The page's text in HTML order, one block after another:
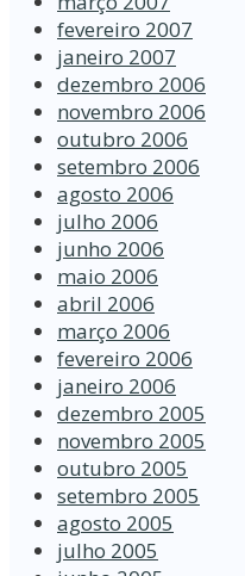
fevereiro 2007
janeiro 2007
dezembro 2006
novembro 2006
outubro 2006
setembro 2006
agosto 2006
julho 2006
junho 2006
maio 2006
abril 2006
março 2006
fevereiro 2006
janeiro 2006
dezembro 2005
novembro 2005
outubro 2005
setembro 2005
agosto 2005
julho 2005